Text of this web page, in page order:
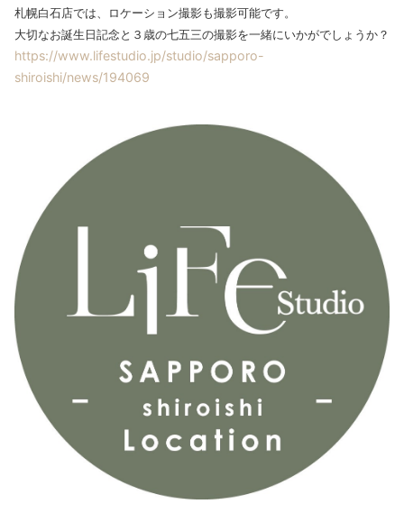
札幌白石店では、ロケーション撮影も撮影可能です。
大切なお誕生日記念と３歳の七五三の撮影を一緒にいかがでしょうか？
https://www.lifestudio.jp/studio/sapporo-
shiroishi/news/194069